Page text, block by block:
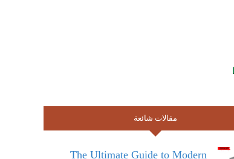
مقالات شائعة
The Ultimate Guide to Modern